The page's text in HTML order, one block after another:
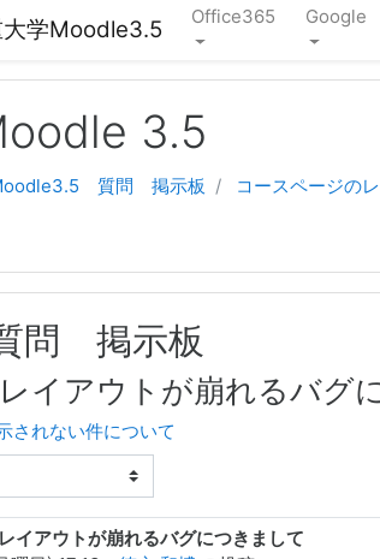
大学Moodle3.5 Office365 Google
3.5
質問 掲示板 コースページの
問 掲示板
イアウトが崩れるバグ
されない件について
イアウトが崩れるバグにつきまして